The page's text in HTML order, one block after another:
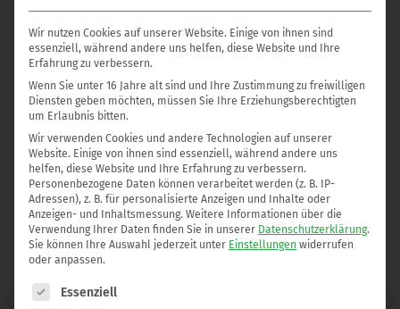
vergessen und den Drang zur Bewegung ausleben:
Treppen steigen, Aufzug meiden.
Lieber mal ein kurzes Stück
weiter weg parken und
laufen, als verzweifelt vor der Tür einen Parkplatz
Bei trockenem Wetter auf dasFahrrad steigenund zur
Arbeit oder zum Einkaufenradeln.
Wir nutzen Cookies auf unserer Website. Einige von ihnen sind
essenziell, während andere uns helfen, diese Website und Ihre
Erfahrung zu verbessern.
Wenn Sie unter 16 Jahre alt sind und Ihre Zustimmung zu freiwilligen
Diensten geben möchten, müssen Sie Ihre Erziehungsberechtigten
um Erlaubnis bitten.
Wir verwenden Cookies und andere Technologien auf unserer
Website. Einige von ihnen sind essenziell, während andere uns
helfen, diese Website und Ihre Erfahrung zu verbessern.
Personenbezogene Daten können verarbeitet werden (z. B. IP-
Adressen), z. B. für personalisierte Anzeigen und Inhalte oder
Anzeigen- und Inhaltsmessung. Weitere Informationen über die
Verwendung Ihrer Daten finden Sie in unserer Datenschutzerklärung.
Sie können Ihre Auswahl jederzeit unter Einstellungen widerrufen
oder anpassen.
Es folgt eine Liste der Service-Gruppen, für die eine
Essenziell